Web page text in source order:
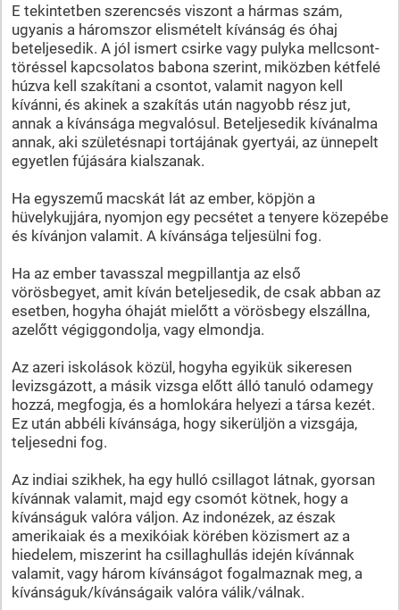
E tekintetben szerencsés viszont a hármas szám,
ugyanis a háromszor elismételt kívánság és óhaj
beteljesedik. A jól ismert csirke vagy pulyka mellcsont-
töréssel kapcsolatos babona szerint, miközben kétfelé
húzva kell szakítani a csontot, valamit nagyon kell
kívánni, és akinek a szakítás után nagyobb rész jut,
annak a kívánsága megvalósul. Beteljesedik kívánalma
annak, aki születésnapi tortájának gyertyái, az ünnepelt
egyetlen fújására kialszanak.
Ha egyszemű macskát lát az ember, köpjön a
hüvelykujjára, nyomjon egy pecsétet a tenyere közepébe
és kívánjon valamit. A kívánsága teljesülni fog.
Ha az ember tavasszal megpillantja az első
vörösbegyet, amit kíván beteljesedik, de csak abban az
esetben, hogyha óhaját mielőtt a vörösbegy elszállna,
azelőtt végiggondolja, vagy elmondja.
Az azeri iskolások közül, hogyha egyikük sikeresen
levizsgázott, a másik vizsga előtt álló tanuló odamegy
hozzá, megfogja, és a homlokára helyezi a társa kezét.
Ez után abbéli kívánsága, hogy sikerüljön a vizsgája,
teljesedni fog.
Az indiai szikhek, ha egy hulló csillagot látnak, gyorsan
kívánnak valamit, majd egy csomót kötnek, hogy a
kívánságuk valóra váljon. Az indonézek, az észak
amerikaiak és a mexikóiak körében közismert az a
hiedelem, miszerint ha csillaghullás idején kívánnak
valamit, vagy három kívánságot fogalmaznak meg, a
kívánságuk/kívánságaik valóra válik/válnak.